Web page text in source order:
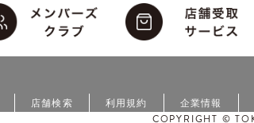
店舗検索 利用規約 企業情報
COPYRIGHT ©